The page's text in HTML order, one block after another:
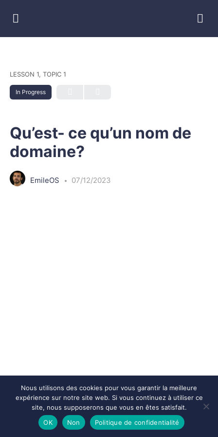
LESSON 1, TOPIC 1
In Progress
Qu’est- ce qu’un nom de
domaine?
EmileOS 07/12/2023
Nous utilisons des cookies pour vous garantir la meilleure
expérience sur notre site web. Si vous continuez à utiliser ce
site, nous supposerons que vous en êtes satisfait.
OK
Non Politique de confidentialité